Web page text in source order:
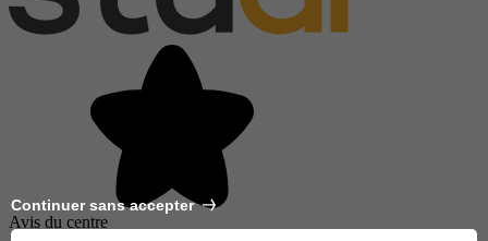
Avis du centre
Continuer sans accepter